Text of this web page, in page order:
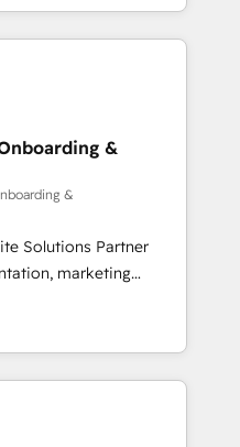
the most certified
& French.
migrations and
Salesforce, NetSuite,
turning fragmented
operations and
and custom
stack. - Custom
full-funnel automation.
and lead
hub setup across
and Service Hubs. -
support, and
to convert, scale, and
&
&
Solutions Partner
marketing
consulting, B2B SEO,
AEO and GEO (AI
Content Hub and
technology,
services and